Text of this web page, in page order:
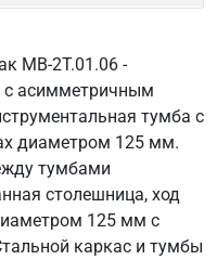
МВ-2Т.01.06 -
асимметричным
тумба с
диаметром 125 мм.
тумбами
столешница, ход
125 мм с
каркас и тумбы